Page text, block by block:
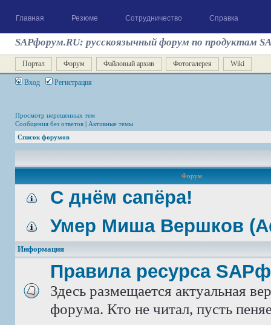
Главная Резюме Сотрудничество Справка
SAPфорум.RU: русскоязычный форум по продуктам
Портал Форум Файловый архив Фотогалерея Wiki
Вход Регистрация
Просмотр нерешенных тем
Сообщения без ответов | Активные темы
Список форумов
Форум
С днём сапёра!
Умер Миша Вершков
Информация
Правила ресурса
Здесь размещается актуальная
форума. Кто не читал, пусть